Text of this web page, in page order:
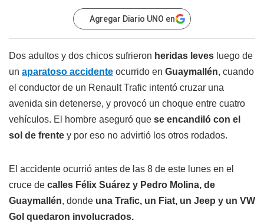
Agregar Diario UNO en
Dos adultos y dos chicos sufrieron heridas leves luego de
un aparatoso accidente ocurrido en Guaymallén, cuando
el conductor de un Renault Trafic intentó cruzar una
avenida sin detenerse, y provocó un choque entre cuatro
vehículos. El hombre aseguró que se encandiló con el
sol de frente y por eso no advirtió los otros rodados.
El accidente ocurrió antes de las 8 de este lunes en el
cruce de calles Félix Suárez y Pedro Molina, de
Guaymallén, donde una Trafic, un Fiat, un Jeep y un VW
Gol quedaron involucrados.